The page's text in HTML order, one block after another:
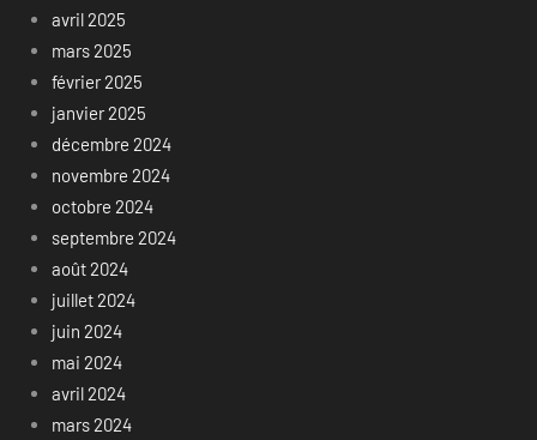
avril 2025
mars 2025
février 2025
janvier 2025
décembre 2024
novembre 2024
octobre 2024
septembre 2024
août 2024
juillet 2024
juin 2024
mai 2024
avril 2024
mars 2024